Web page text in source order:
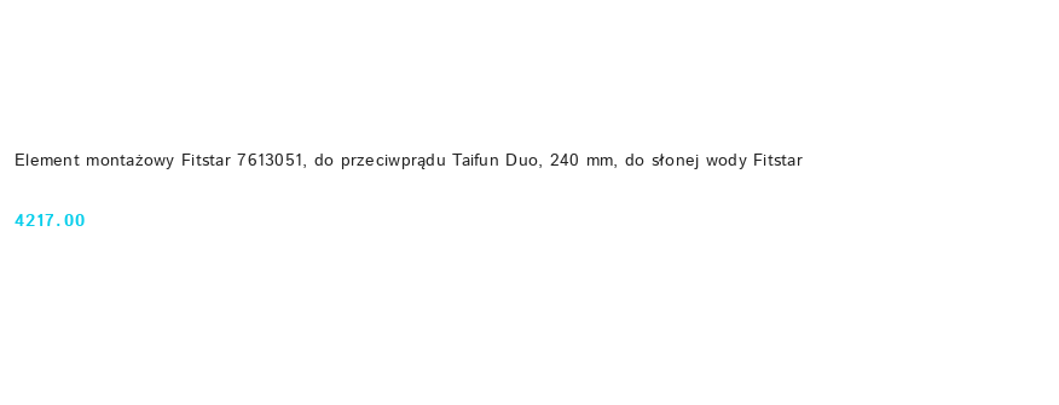
Element montażowy Fitstar 7613051, do przeciwprądu Taifun Duo, 240 mm, do słonej wody Fitstar
Cena:
4217.00